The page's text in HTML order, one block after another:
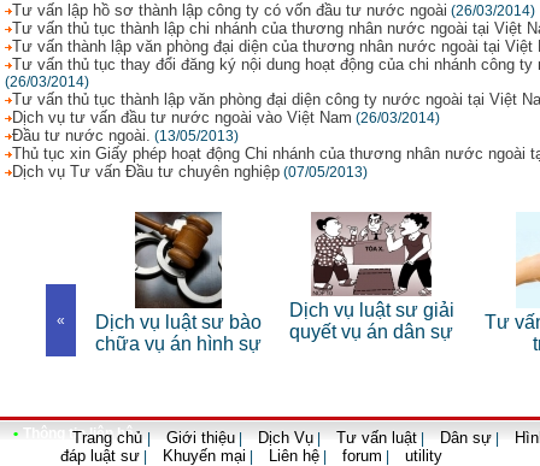
Tư vấn lập hồ sơ thành lập công ty có vốn đầu tư nước ngoài (26/03/2014)
Tư vấn thủ tục thành lập chi nhánh của thương nhân nước ngoài tại Việt
Tư vấn thành lập văn phòng đại diện của thương nhân nước ngoài tại Việt
Tư vấn thủ tục thay đổi đăng ký nội dung hoạt động của chi nhánh công
(26/03/2014)
Tư vấn thủ tục thành lập văn phòng đại diện công ty nước ngoài tại Việt
Dịch vụ tư vấn đầu tư nước ngoài vào Việt Nam (26/03/2014)
Đầu tư nước ngoài. (13/05/2013)
Thủ tục xin Giấy phép hoạt động Chi nhánh của thương nhân nước ngoài
Dịch vụ Tư vấn Đầu tư chuyên nghiệp (07/05/2013)
«
Dịch vụ luật sư bào
chữa vụ án hình sự
Dịch vụ luật sư giải
quyết vụ án dân sự
Tư vấn luật
• Thông tin liên hệ
Trang chủ Giới thiệu Dịch Vụ Tư vấn luật Dân sự
đáp luật sư
Khuyến mại Liên hệ forum utility